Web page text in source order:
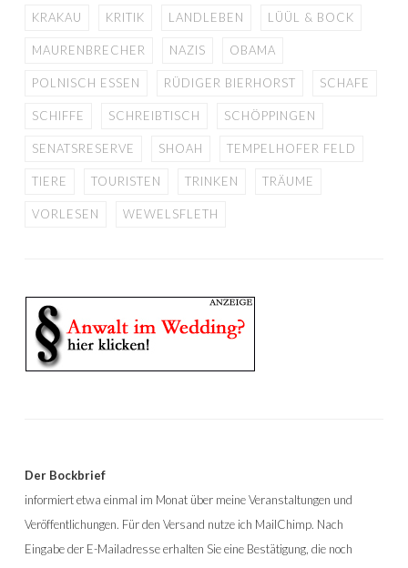
KRAKAU KRITIK LANDLEBEN LÜÜL & BOCK
MAURENBRECHER NAZIS OBAMA
POLNISCH ESSEN RÜDIGER BIERHORST SCHAFE
SCHIFFE SCHREIBTISCH SCHÖPPINGEN
SENATSRESERVE SHOAH TEMPELHOFER FELD
TIERE TOURISTEN TRINKEN TRÄUME
VORLESEN WEWELSFLETH
Der Bockbrief
informiert etwa einmal im Monat über meine Veranstaltungen und
Veröffentlichungen. Für den Versand nutze ich MailChimp. Nach
Eingabe der E-Mailadresse erhalten Sie eine Bestätigung, die noch